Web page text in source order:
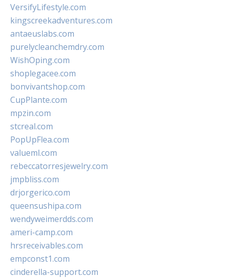
VersifyLifestyle.com
kingscreekadventures.com
antaeuslabs.com
purelycleanchemdry.com
WishOping.com
shoplegacee.com
bonvivantshop.com
CupPlante.com
mpzin.com
stcreal.com
PopUpFlea.com
valueml.com
rebeccatorresjewelry.com
jmpbliss.com
drjorgerico.com
queensushipa.com
wendyweimerdds.com
ameri-camp.com
hrsreceivables.com
empconst1.com
cinderella-support.com